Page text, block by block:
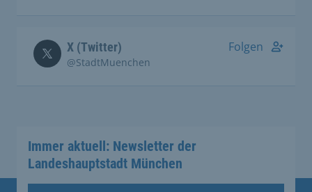
X (Twitter)
@StadtMuenchen
Folgen
Immer aktuell: Newsletter der
Landeshauptstadt München